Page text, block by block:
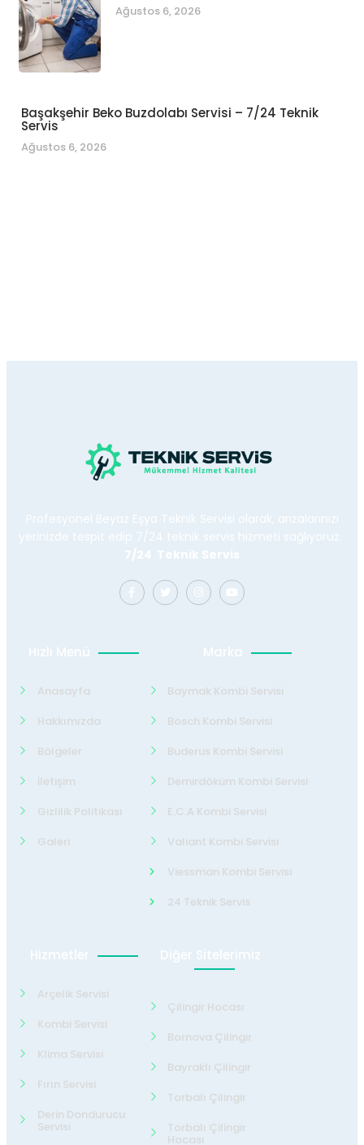
Ağustos 6, 2026
Başakşehir Beko Buzdolabı Servisi – 7/24 Teknik
Servis
Ağustos 6, 2026
Profesyonel Beyaz Eşya Teknik Servisi olarak, arızalarınızı
yerinizde tespit edip 7/24 teknik servis hizmeti sağlıyoruz.
7/24 Teknik Servis
Hızlı Menü
Anasayfa
Hakkımızda
Bölgeler
İletişim
Gizlilik Politikası
Galeri
Marka
Baymak Kombi Servisi
Bosch Kombi Servisi
Buderus Kombi Servisi
Demirdöküm Kombi Servisi
E.C.A Kombi Servisi
Valiant Kombi Servisi
Viessman Kombi Servisi
24 Teknik Servis
Hizmetler
Arçelik Servisi
Kombi Servisi
Klima Servisi
Fırın Servisi
Derin Dondurucu
Servisi
Diğer Sitelerimiz
Çilingir Hocası
Bornova Çilingir
Bayraklı Çilingir
Torbalı Çilingir
Torbalı Çilingir
Hocası